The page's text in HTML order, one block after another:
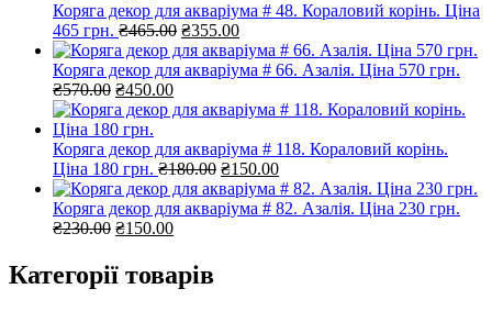
Коряга декор для акваріума # 48. Кораловий корінь. Ціна
465 грн. ₴465.00 Оригінальна
ціна:
₴465.00.
₴355.00Поточна
ціна:
₴355.00.
Коряга декор для акваріума # 66. Азалія. Ціна 570 грн.
₴570.00 Оригінальна
ціна:
₴570.00.
₴450.00Поточна
ціна:
Коряга декор для акваріума # 118. Кораловий корінь.
Ціна 180 грн. ₴180.00 Оригінальна
ціна:
₴180.00.
₴150.00Поточна
ціна:
₴150.00.
Коряга декор для акваріума # 82. Азалія. Ціна 230 грн.
₴230.00 Оригінальна
₴230.00.
₴150.00Поточна
₴150.00.
Категорії товарів